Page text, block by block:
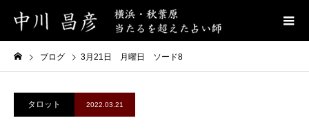
ブログ 3月21日 月曜日 ソード8
タロット 2022.03.21